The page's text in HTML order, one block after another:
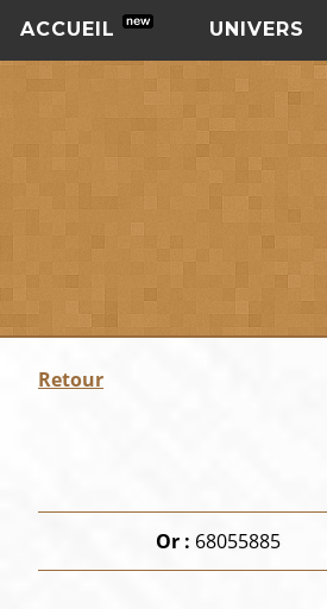
ACCUEIL UNIVERS
Retour
Or : 68055885